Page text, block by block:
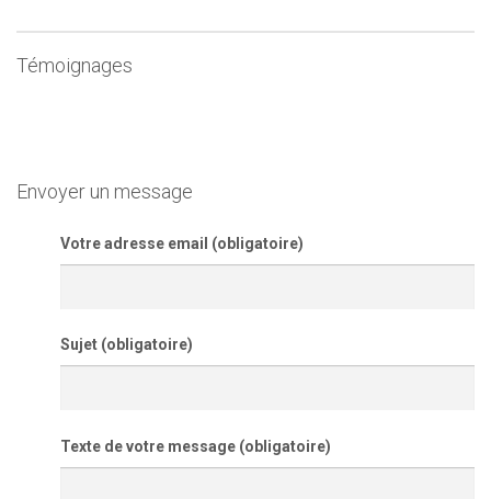
Témoignages
Envoyer un message
Votre adresse email (obligatoire)
Sujet (obligatoire)
Texte de votre message (obligatoire)